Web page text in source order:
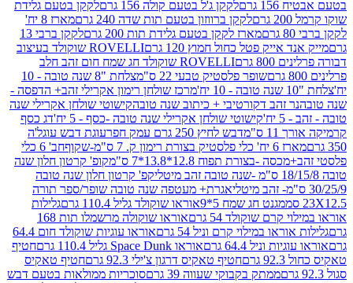
גרם
לקקן ג'ל בטעם קולה 156 גרם
לקקן בטעם גלידת
לקקן ברווזון בטעם תות שדה 240 גרם
מארז 8 יח'
מארז לקקן בטעם גלידת תות 200 גרם
לקקן ברבי 13
אייק פטל כחול חמוץ 120 גרם
ROVELLI שוקולד בעיצוב
גרם
ROVELLI שוקולד חג שמח חום זהב חלב
שופר פלסטיק טבעי 22 ס"מ
צלחת "8 שנה טובה - 10
מרכז שולחן רימון אקרילי זהב+ הדפסה -
זהב דקורטיבי + כיתוב שנה טובהקישוטי שולחן אקרילי שנה
קישוטי שולחן אקרילי שנה טובה -כסף - 5 יח'
דג כסף
ס"מ
דבש לחיץ 250 גרם עמק חפר
עוגת דבש עוגל'ה
בצורת רימון ק. 7 ס"מ-שקוף
חב' 6 כלי
-בצורת תפוח 12.8*13.8*7 ס"מ
קופ' קרטון חלון שנה
קפ' קרטון חלון שנה טובה
אגרת+ מעטפה שנה טובה שופר/ספר תורה
מגנט חג שמח 5*9
אוראו שוקולד גליל 110.4 גרם
גלילות
קרם שוקולד 54 גרם
אוראו שוקולה מרשמלו תות 168
במילוי קרם וניל 54 גרם
אוראו עוגיות שוקולד חום 64.4
וניל 64.4 גרם
אוראו Space Dunk גליל 110.4 גרם
חטיף
חטיף טאקיס דרגון צ'ילי 92.3 גרם
חטיף טאקיס
ממתק בקבוקי שעווה 39 גרם
סוכריות ממולאות בטעם דבש